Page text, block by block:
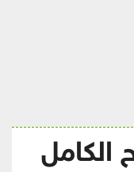
الكامل